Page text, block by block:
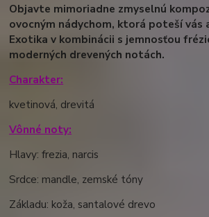
Objavte mimoriadne zmyselnú
ovocným nádychom, ktorá poteší vás
Exotika v kombinácii s jemnosťou
moderných drevených notách.
Charakter:
kvetinová, drevitá
Vônné noty:
Hlavy: frezia, narcis
Srdce: mandle, zemské tóny
Základu: koža, santalové drevo